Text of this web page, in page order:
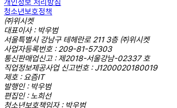
개인정보 처리방침
청소년보호정책
㈜위시켓
대표이사 : 박우범
서울특별시 강남구 테헤란로 211 3층 ㈜위시켓
사업자등록번호 : 209-81-57303
통신판매업신고 : 제2018-서울강남-02337 호
직업정보제공사업 신고번호 : J1200020180019
제호 : 요즘IT
발행인 : 박우범
편집인 : 노희선
청소년보호책임자 : 박우범